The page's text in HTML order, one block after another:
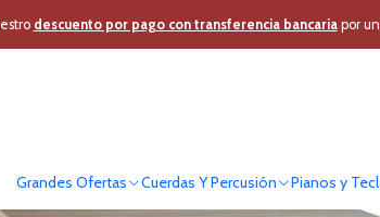
Grandes Ofertas Cuerdas Y Percusión Pianos y
descuento por pago con transferencia bancariapor
Inicio Cuerdas Y Percusión Instrumentos Percusión